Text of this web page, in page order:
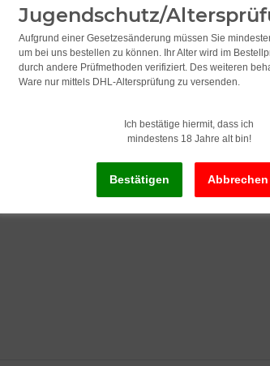
Delivery
Delivery time:
Jugendschutz/
Aufgrund einer Gesetzesänderung müssen Sie
um bei uns bestellen zu können. Ihr Alter wird im
durch andere Prüfmethoden verifiziert. Des weiteren
Ware nur mittels DHL-Altersprüfung zu versenden.
Ich bestätige hiermit, dass ich
mindestens 18 Jahre alt bin!